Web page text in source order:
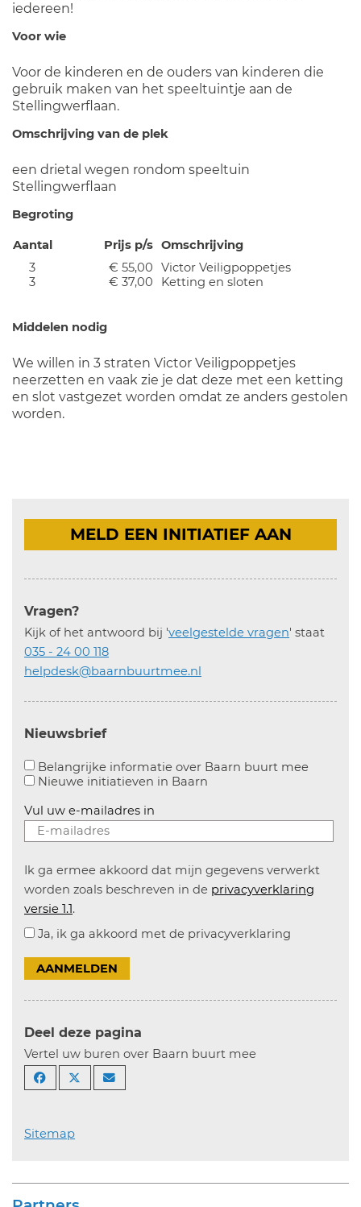
iedereen!
Voor wie
Voor de kinderen en de ouders van kinderen die
gebruik maken van het speeltuintje aan de
Stellingwerflaan.
Omschrijving van de plek
een drietal wegen rondom speeltuin
Stellingwerflaan
Begroting
Aantal Prijs p/s Omschrijving
3
€ 55,00
Victor Veiligpoppetjes
3
€ 37,00 Ketting en sloten
Middelen nodig
We willen in 3 straten Victor Veiligpoppetjes
neerzetten en vaak zie je dat deze met een ketting
en slot vastgezet worden omdat ze anders gestolen
worden.
MELD EEN INITIATIEF AAN
Vragen?
Kijk of het antwoord bij 'veelgestelde vragen' staat
035 - 24 00 118
helpdesk@baarnbuurtmee.nl
Nieuwsbrief
Belangrijke informatie over Baarn buurt mee
Nieuwe initiatieven in Baarn
Vul uw e-mailadres in
Ik ga ermee akkoord dat mijn gegevens verwerkt
worden zoals beschreven in de privacyverklaring
versie 1.1.
Ja, ik ga akkoord met de privacyverklaring
AANMELDEN
Deel deze pagina
Vertel uw buren over Baarn buurt mee
Sitemap